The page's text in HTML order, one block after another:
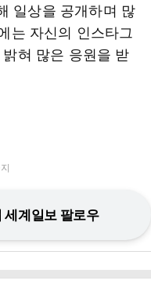
일상을 공개하며 많
는 자신의 인스타그
혀 많은 응원을 받
세계일보 팔로우